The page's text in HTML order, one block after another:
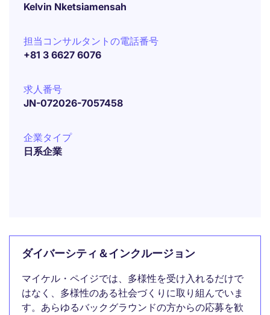
Kelvin Nketsiamensah
担当コンサルタントの電話番号
+81 3 6627 6076
求人番号
JN-072026-7057458
企業タイプ
日系企業
ダイバーシティ＆インクルージョン
マイケル・ペイジでは、多様性を受け入れるだけで
はなく、多様性のある社会づくりに取り組んでいま
す。あらゆるバックグラウンドの方からの応募を歓